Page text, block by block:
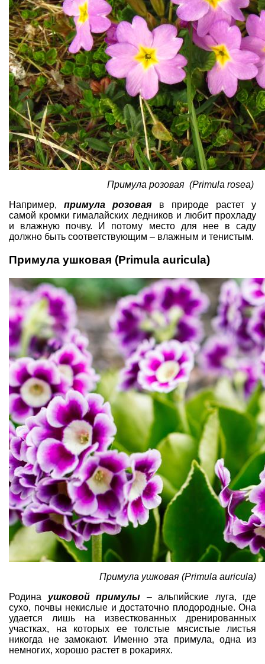
Примула розовая (Primula rosea)
Например,примула розовая в природе растет у
самой кромки гималайских ледников и любит прохладу
и влажную почву. И потому место для нее в саду
должно быть соответствующим – влажным и тенистым.
Примула ушковая (Primula auricula)
Примула ушковая (Primula auricula)
Родина ушковой примулы – альпийские луга, где
сухо, почвы некислые и достаточно плодородные. Она
удается лишь на известкованных дренированных
участках, на которых ее толстые мясистые листья
никогда не замокают. Именно эта примула, одна из
немногих, хорошо растет в рокариях.